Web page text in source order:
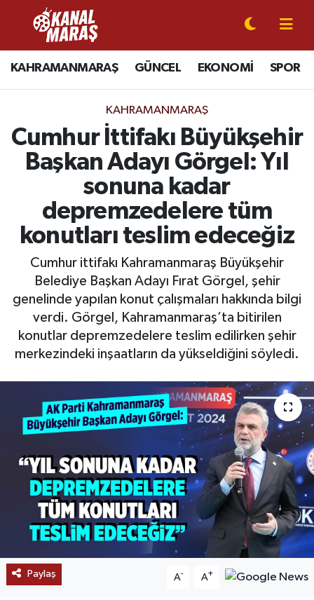
KAHRAMANMARAŞ GÜNCEL EKONOMİ SPOR
KAHRAMANMARAŞ
Cumhur İttifakı Büyükşehir
Başkan Adayı Görgel: Yıl
sonuna kadar
depremzedelere tüm
konutları teslim edeceğiz
Cumhur ittifakı Kahramanmaraş Büyükşehir
Belediye Başkan Adayı Fırat Görgel, şehir
genelinde yapılan konut çalışmaları hakkında bilgi
verdi. Görgel, Kahramanmaraş’ta bitirilen
konutlar depremzedelere teslim edilirken şehir
merkezindeki inşaatların da yükseldiğini söyledi.
Paylaş A- A+
CANLI YAYIN
KAHRAMANMARAŞ
SPOR
SİYASET
EKONOMİ
GÜNDEM
MAGAZİN
SAĞLIK
BÖLGE
POPÜLER
DÜNYA
MEDYA
Kahramanmaraş Nöbetçi Eczaneler
Kahramanmaraş Hava Durumu
Kahramanmaraş Namaz Vakitleri
Kahramanmaraş Trafik Yoğunluk Haritası
Süper Lig Puan Durumu ve Fikstür
Tüm Manşetler
Son Dakika Haberleri
Haber Arşivi